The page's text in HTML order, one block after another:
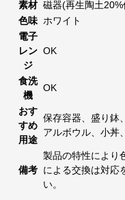
素材 磁器(再生陶土
色味 ホワイト
電子
レン
ジ
OK
食洗
機
OK
おす
すめ
用途
保存容器、盛り鉢
アルボウル、小丼
備考
製品の特性により
による交換は対応
い。